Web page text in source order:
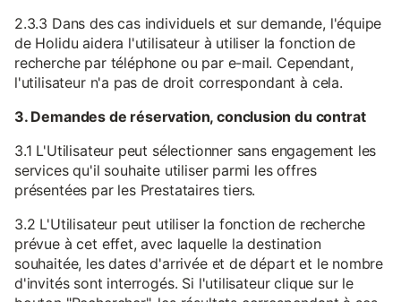
2.3.3 Dans des cas individuels et sur demande, l'équipe
de Holidu aidera l'utilisateur à utiliser la fonction de
recherche par téléphone ou par e-mail. Cependant,
l'utilisateur n'a pas de droit correspondant à cela.
3. Demandes de réservation, conclusion du contrat
3.1 L'Utilisateur peut sélectionner sans engagement les
services qu'il souhaite utiliser parmi les offres
présentées par les Prestataires tiers.
3.2 L'Utilisateur peut utiliser la fonction de recherche
prévue à cet effet, avec laquelle la destination
souhaitée, les dates d'arrivée et de départ et le nombre
d'invités sont interrogés. Si l'utilisateur clique sur le